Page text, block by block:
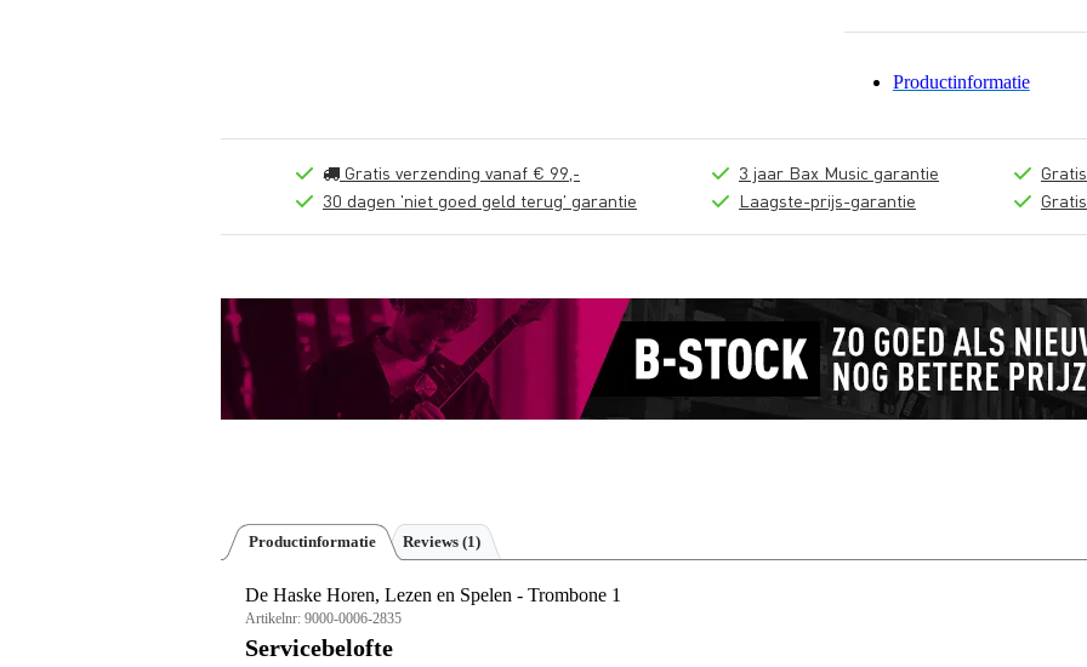
Productinformatie
Gratis verzending vanaf € 99,-
30 dagen 'niet goed geld terug' garantie
3 jaar Bax Music garantie
Laagste-prijs-garantie
Productinformatie Reviews (1)
De Haske Horen, Lezen en Spelen - Trombone 1
Artikelnr: 9000-0006-2835
Servicebelofte